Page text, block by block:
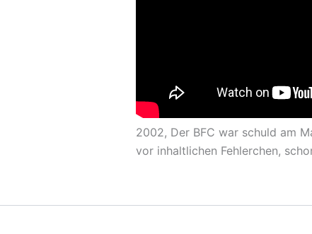
2002, Der BFC war schuld am
vor inhaltlichen Fehlerchen,